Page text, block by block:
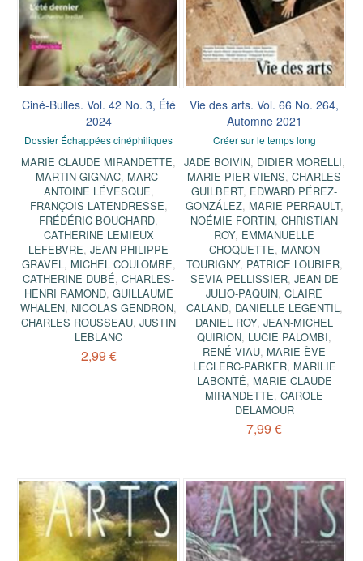
Ciné-Bulles. Vol. 42 No. 3, Été
2024
Dossier Échappées cinéphiliques
MARIE CLAUDE MIRANDETTE,
MARTIN GIGNAC, MARC-
ANTOINE LÉVESQUE,
FRANÇOIS LATENDRESSE,
FRÉDÉRIC BOUCHARD,
CATHERINE LEMIEUX
LEFEBVRE,JEAN-PHILIPPE
GRAVEL, MICHEL COULOMBE,
CATHERINE DUBÉ,CHARLES-
HENRI RAMOND, GUILLAUME
WHALEN, NICOLAS GENDRON,
CHARLES ROUSSEAU,JUSTIN
LEBLANC
2,99 €
Vie des arts. Vol. 66 No. 264,
Automne 2021
Créer sur le temps long
JADE BOIVIN, DIDIER MORELLI,
MARIE-PIER VIENS,CHARLES
GUILBERT, EDWARD PÉREZ-
GONZÁLEZ, MARIE PERRAULT,
NOÉMIE FORTIN,CHRISTIAN
ROY, EMMANUELLE
CHOQUETTE, MANON
TOURIGNY, PATRICE LOUBIER,
SEVIA PELLISSIER, JEAN DE
JULIO-PAQUIN,CLAIRE
CALAND, DANIELLE LEGENTIL,
DANIEL ROY,JEAN-MICHEL
QUIRION, LUCIE PALOMBI,
RENÉ VIAU, MARIE-ÈVE
LECLERC-PARKER, MARILIE
LABONTÉ, MARIE CLAUDE
MIRANDETTE,CAROLE
DELAMOUR
7,99 €